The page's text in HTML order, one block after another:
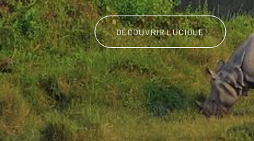
DÉCOUVRIR LUCIOLE